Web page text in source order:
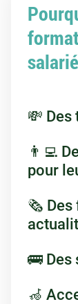
💸
👨‍💻
pour
🗞 Des
🚌 Des
🦽